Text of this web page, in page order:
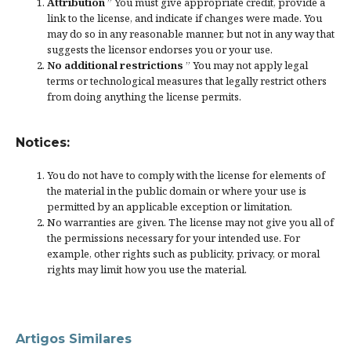
link to the license, and indicate if changes were made. You
may do so in any reasonable manner, but not in any way that
suggests the licensor endorses you or your use.
No additional restrictions ” You may not apply legal
terms ortechnological measuresthat legally restrict others
from doing anything the license permits.
Notices:
You do not have to comply with the license for elements of
the material in the public domain or where your use is
permitted by an applicable exception or limitation.
No warranties are given. The license may not give you all of
the permissions necessary for your intended use. For
example, other rights such as publicity, privacy, or moral
rights may limit how you use the material.
Artigos Similares